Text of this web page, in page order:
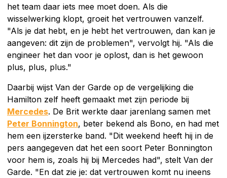
het team daar iets mee moet doen. Als die
wisselwerking klopt, groeit het vertrouwen vanzelf.
"Als je dat hebt, en je hebt het vertrouwen, dan kan je
aangeven: dit zijn de problemen", vervolgt hij. "Als die
engineer het dan voor je oplost, dan is het gewoon
plus, plus, plus."
Daarbij wijst Van der Garde op de vergelijking die
Hamilton zelf heeft gemaakt met zijn periode bij
Mercedes. De Brit werkte daar jarenlang samen met
Peter Bonnington, beter bekend als Bono, en had met
hem een ijzersterke band. "Dit weekend heeft hij in de
pers aangegeven dat het een soort Peter Bonnington
voor hem is, zoals hij bij Mercedes had", stelt Van der
Garde. "En dat zie je: dat vertrouwen komt nu ineens